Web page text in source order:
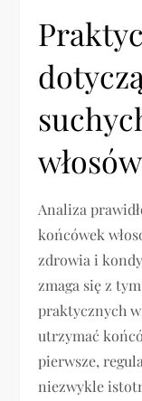
włosów
Analiza
końcówek
zdrowia i
zmaga się z
praktycznych
utrzymać
pierwsze,
niezwykle